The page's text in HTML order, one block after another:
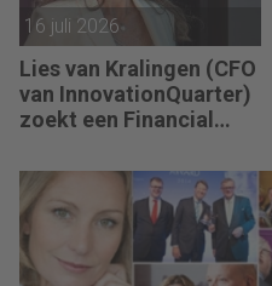
16 juli 2026
Lies van Kralingen (CFO
van InnovationQuarter)
zoekt een Financial
betekent dat de
rapportagecyclus
sneller, slimmer en
betrouwbaarder
verloopt.”